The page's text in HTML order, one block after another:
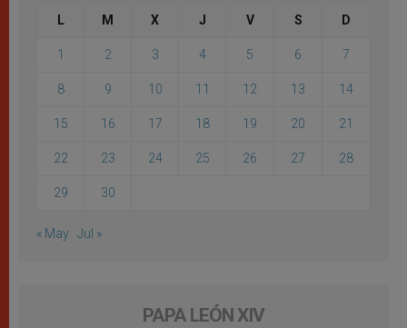
L M X J V S D
1 2 3 4 5 6 7
8 9 10 11 12 13 14
15 16 17 18 19 20 21
22 23 24 25 26 27 28
29 30
« May Jul »
PAPA LEÓN XIV